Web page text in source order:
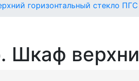
горизонтальный стекло
Шкаф